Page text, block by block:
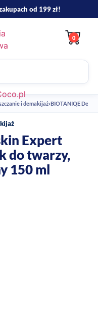
0
i demakijaż›BIOTANIQE
Expert
do twarzy,
150 ml